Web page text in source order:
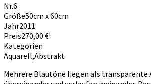
Nr.6
Größe50cm x 60cm
Jahr2011
Preis270,00 €
Kategorien
Aquarell,Abstrakt
Mehrere Blautöne liegen als transparente